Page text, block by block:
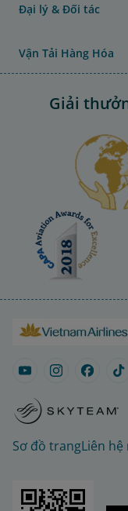
Đại lý & Đối tác
Vận Tải Hàng Hóa
Giải
Sơ đồ trangLiên hệ